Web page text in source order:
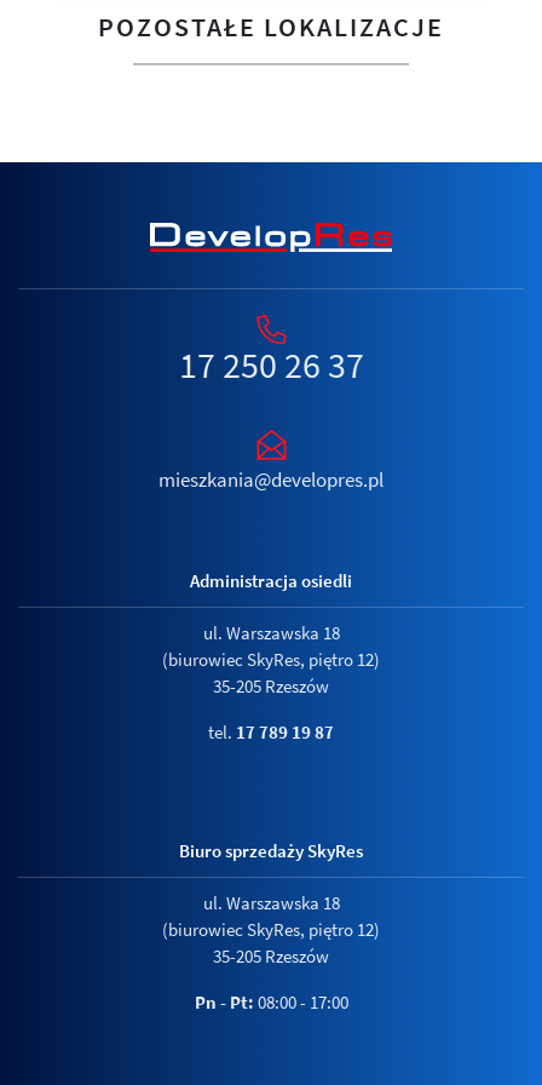
POZOSTAŁE LOKALIZACJE
17 250 26 37
mieszkania@developres.pl
Administracja osiedli
ul. Warszawska 18
(biurowiec SkyRes, piętro 12)
35-205 Rzeszów
tel. 17 789 19 87
Biuro sprzedaży SkyRes
ul. Warszawska 18
(biurowiec SkyRes, piętro 12)
35-205 Rzeszów
Pn - Pt: 08:00 - 17:00